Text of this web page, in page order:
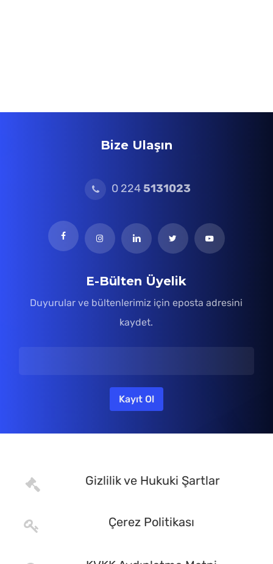
Bize Ulaşın
0 2245131023
E-Bülten Üyelik
Duyurular ve bültenlerimiz için eposta adresini
kaydet.
Gizlilik ve Hukuki Şartlar
Çerez Politikası